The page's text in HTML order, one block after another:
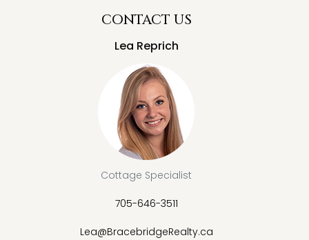
CONTACT US
Lea Reprich
Cottage Specialist
705-646-3511
Lea@BracebridgeRealty.ca